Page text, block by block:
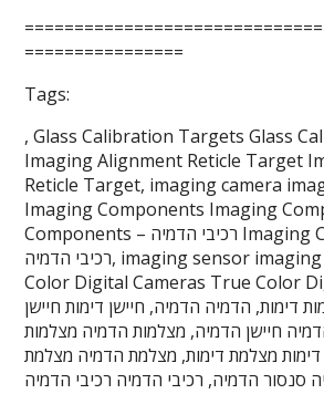
================
Tags:
, Glass Calibration Targets Glass
Imaging Alignment Reticle Target
Reticle Target, imaging camera
Imaging Components Imaging
Components – רכיבי הדמיה Imaging Components –
רכיבי הדמיה, imaging sensor imaging sensor, True
Color Digital Cameras True Color
דימות, הדמיה הדמיה, חיישן דימות חיישן
חיישן הדמיה, מצלמות הדמיה מצלמות
מצלמת דימות, מצלמת הדמיה מצלמת
סנסור הדמיה, רכיבי הדמיה רכיבי הדמיה